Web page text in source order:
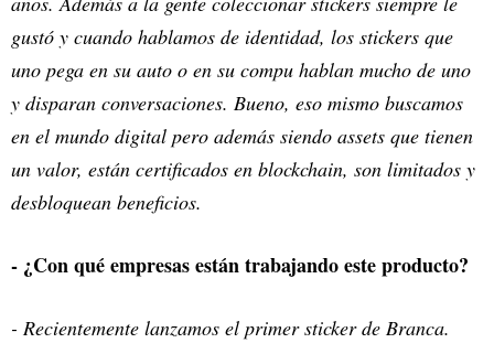
gustó y cuando hablamos de identidad, los stickers que
uno pega en su auto o en su compu hablan mucho de uno
y disparan conversaciones. Bueno, eso mismo buscamos
en el mundo digital pero además siendo assets que tienen
un valor, están certificados en blockchain, son limitados y
desbloquean beneficios.
- ¿Con qué empresas están trabajando este producto?
- Recientemente lanzamos el primer sticker de Branca.